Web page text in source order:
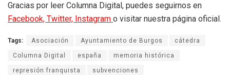
Gracias por leer Columna Digital, puedes seguirnos en
Facebook, Twitter, Instagram o visitar nuestra página oficial.
Tags: Asociación Ayuntamiento de Burgos cátedra
Columna Digital españa memoria histórica
represión franquista subvenciones